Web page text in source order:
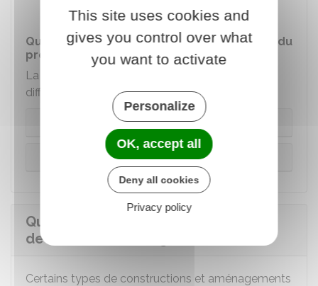
autorisation ou en infraction.
Quel est le mode de calcul selon la nature du
projet ?
La taxe d'aménagement est calculée
différemment suivant votre projet :
Projet de construction
Projet d'aménagement ou d'installation
Quels abattements et exonérations
de la taxe d'aménagement ?
Certains types de constructions et aménagements
This site uses cookies and
gives you control over what
you want to activate
Personalize
OK, accept all
Deny all cookies
Privacy policy